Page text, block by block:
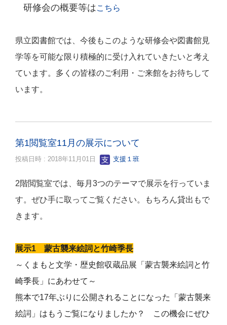
研修会の概要等はこちら
県立図書館では、今後もこのような研修会や図書館見
学等を可能な限り積極的に受け入れていきたいと考え
ています。多くの皆様のご利用・ご来館をお待ちして
います。
第1閲覧室11月の展示について
投稿日時 : 2018年11月01日 支援１班
2階閲覧室では、毎月 3つのテーマで展示を行っていま
す。ぜひ手に取ってご覧ください。もちろん貸出もで
きます。
展示1
蒙古襲来絵詞と竹崎季長
～くまもと文学・歴史館収蔵品展「蒙古襲来絵詞と竹
崎季長」にあわせて～
熊本で17年ぶりに公開されることになった「蒙古襲来
絵詞」はもうご覧になりましたか？ この機会にぜひ